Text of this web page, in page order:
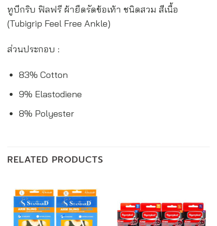
ทูบีกริบ ฟิลฟรี ผ้ายืดรัดข้อเท้า ชนิดสวม สีเนื้อ
(Tubigrip Feel Free Ankle)
ส่วนประกอบ :
83% Cotton
9% Elastodiene
8% Polyester
RELATED PRODUCTS